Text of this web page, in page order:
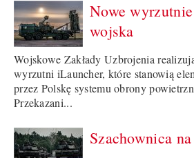
Nowe
wojska
Wojskowe Zakłady Uzbrojenia
wyrzutni iLauncher, które stanowią
przez Polskę systemu obrony
Przekazani...
Szachownica